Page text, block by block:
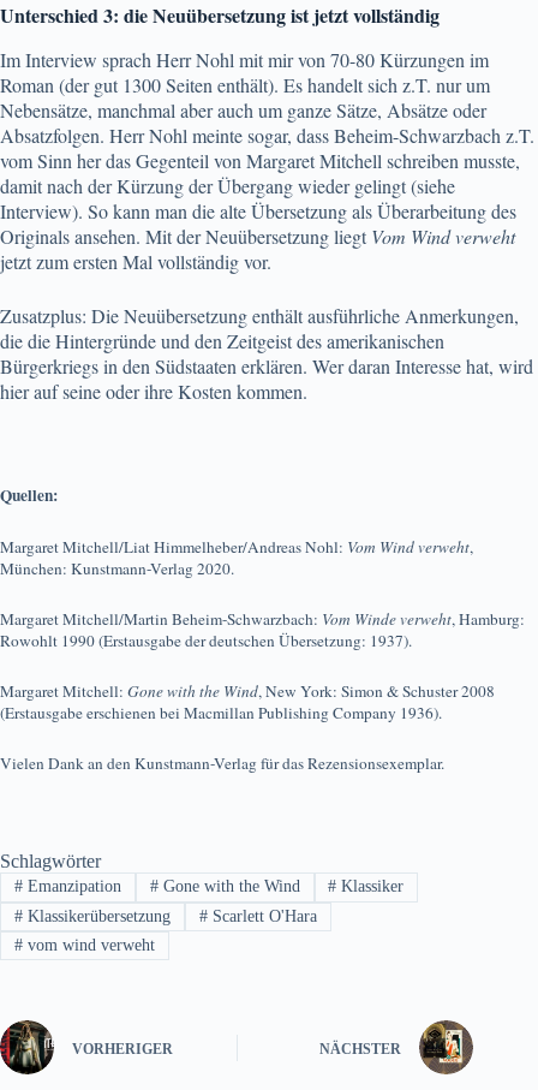
Unterschied 3: die Neuübersetzung ist jetzt vollständig
Im Interview sprach Herr Nohl mit mir von 70-80 Kürzungen im
Roman (der gut 1300 Seiten enthält). Es handelt sich z.T. nur um
Nebensätze, manchmal aber auch um ganze Sätze, Absätze oder
Absatzfolgen. Herr Nohl meinte sogar, dass Beheim-Schwarzbach z.T.
vom Sinn her das Gegenteil von Margaret Mitchell schreiben musste,
damit nach der Kürzung der Übergang wieder gelingt (siehe
Interview). So kann man die alte Übersetzung als Überarbeitung des
Originals ansehen. Mit der Neuübersetzung liegt Vom Wind verweht
jetzt zum ersten Mal vollständig vor.
Zusatzplus: Die Neuübersetzung enthält ausführliche Anmerkungen,
die die Hintergründe und den Zeitgeist des amerikanischen
Bürgerkriegs in den Südstaaten erklären. Wer daran Interesse hat, wird
hier auf seine oder ihre Kosten kommen.
Quellen:
Margaret Mitchell/Liat Himmelheber/Andreas Nohl: Vom Wind verweht,
München: Kunstmann-Verlag 2020.
Margaret Mitchell/Martin Beheim-Schwarzbach: Vom Winde verweht, Hamburg:
Rowohlt 1990 (Erstausgabe der deutschen Übersetzung: 1937).
Margaret Mitchell: Gone with the Wind, New York: Simon & Schuster 2008
(Erstausgabe erschienen bei Macmillan Publishing Company 1936).
Vielen Dank an den Kunstmann-Verlag für das Rezensionsexemplar.
Schlagwörter
#Emanzipation #Gone with the Wind # Klassiker
#Klassikerübersetzung #Scarlett O'Hara
#vom wind verweht
VORHERIGER NÄCHSTER